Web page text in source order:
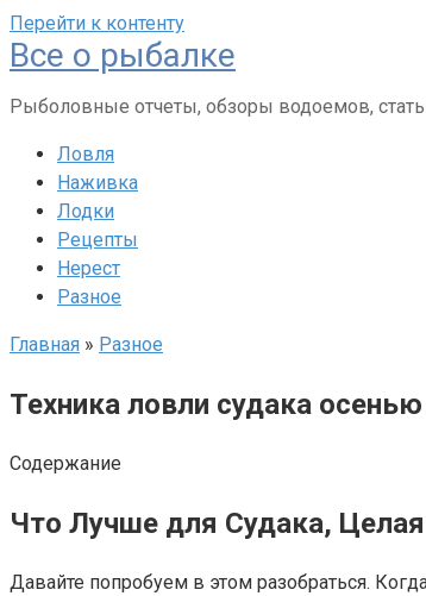
Перейти к контенту
Все о рыбалке
Рыболовные отчеты, обзоры водоемов,
Ловля
Наживка
Лодки
Рецепты
Нерест
Разное
Главная » Разное
Техника ловли судака
Содержание
Что Лучше для Судака,
Давайте попробуем в этом разобраться.